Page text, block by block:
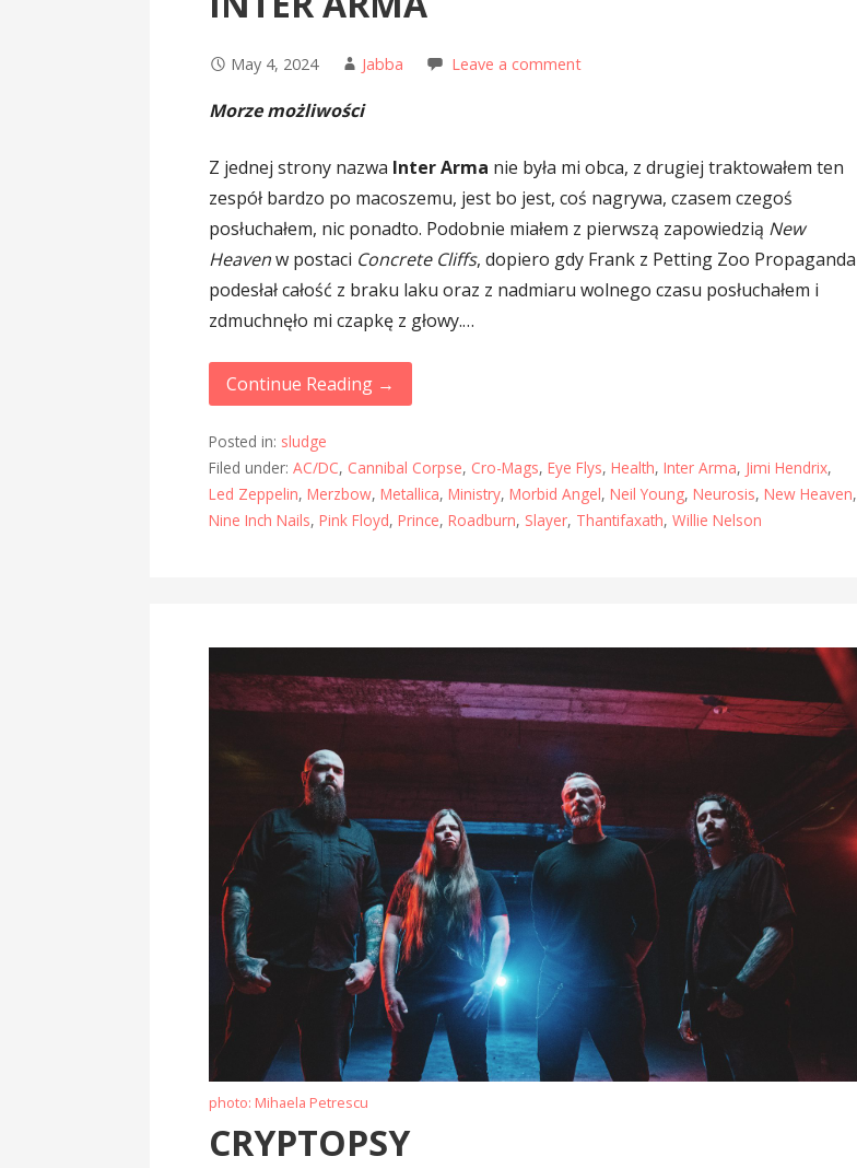
May 4, 2024 Jabba Leave a comment
Morze możliwości
Z jednej strony nazwa Inter Arma nie była mi obca, z drugiej traktowałem ten
zespół bardzo po macoszemu, jest bo jest, coś nagrywa, czasem czegoś
posłuchałem, nic ponadto. Podobnie miałem z pierwszą zapowiedzią New
Heavenw postaci Concrete Cliffs, dopiero gdy Frank z Petting Zoo Propaganda
podesłał całość z braku laku oraz z nadmiaru wolnego czasu posłuchałem i
zdmuchnęło mi czapkę z głowy.…
Continue Reading →
Posted in: sludge
Filed under:AC/DC, Cannibal Corpse, Cro-Mags,Eye Flys,Health,Inter Arma, Jimi Hendrix,
Led Zeppelin,Merzbow,Metallica,Ministry,Morbid Angel,Neil Young,Neurosis,New Heaven,
Nine Inch Nails,Pink Floyd,Prince,Roadburn, Slayer, Thantifaxath,Willie Nelson
photo: Mihaela Petrescu
CRYPTOPSY